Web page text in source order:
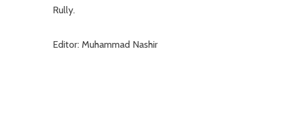
Rully.
Editor: Muhammad Nashir